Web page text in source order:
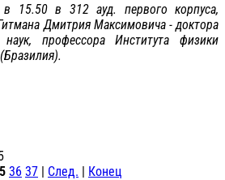
15.50 в 312 ауд. первого корпуса,
Дмитрия Максимовича - доктора
наук, профессора Института физики
36 37 | След. | Конец